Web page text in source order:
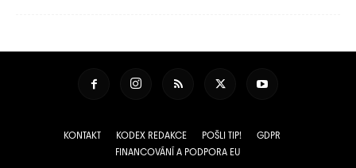
KONTAKT KODEX REDAKCE POŠLI TIP!
GDPR
FINANCOVÁNÍ A PODPORA EU